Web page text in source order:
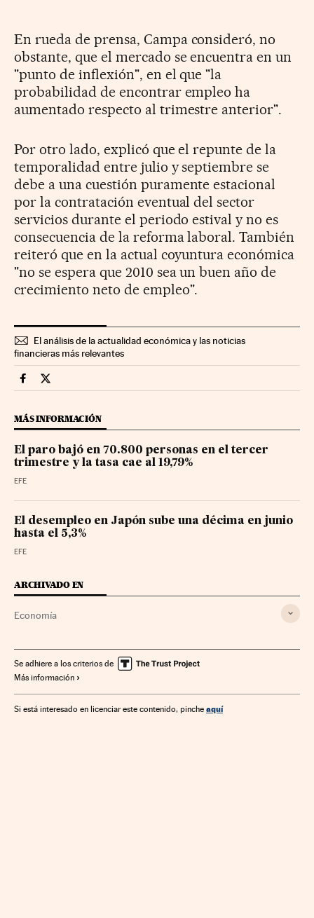
En rueda de prensa, Campa consideró, no
obstante, que el mercado se encuentra en un
"punto de inflexión", en el que "la
probabilidad de encontrar empleo ha
aumentado respecto al trimestre anterior".
Por otro lado, explicó que el repunte de la
temporalidad entre julio y septiembre se
debe a una cuestión puramente estacional
por la contratación eventual del sector
servicios durante el periodo estival y no es
consecuencia de la reforma laboral. También
reiteró que en la actual coyuntura económica
"no se espera que 2010 sea un buen año de
crecimiento neto de empleo".
El análisis de la actualidad económica y las noticias
financieras más relevantes
Economia Cinco Días en Facebook
Economia Cinco Días en Twitter
MÁS INFORMACIÓN
El paro bajó en 70.800 personas en el tercer
trimestre y la tasa cae al 19,79%
EFE
El desempleo en Japón sube una décima en junio
hasta el 5,3%
EFE
ARCHIVADO EN
Economía
Se adhiere a los criterios de
Más información
Si está interesado en licenciar este contenido, pinche aquí